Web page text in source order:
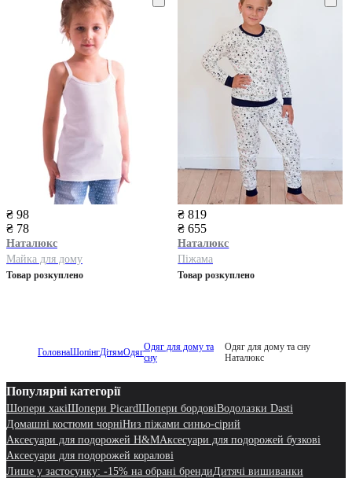
₴ 98
₴ 78
Наталюкс
Майка для дому
Товар розкуплено
₴ 819
₴ 655
Наталюкс
Піжама
Товар розкуплено
ГоловнаШопінгДітямОдягОдяг для дому та
сну
Одяг для дому та сну
Наталюкс
Популярні категорії
Шопери хакіШопери PicardШопери бордовіВодолазки Dasti
Домашні костюми чорніНиз піжами синьо-сірий
Аксесуари для подорожей H&MАксесуари для подорожей бузкові
Аксесуари для подорожей коралові
Лише у застосунку: -15% на обрані брендиДитячі вишиванки